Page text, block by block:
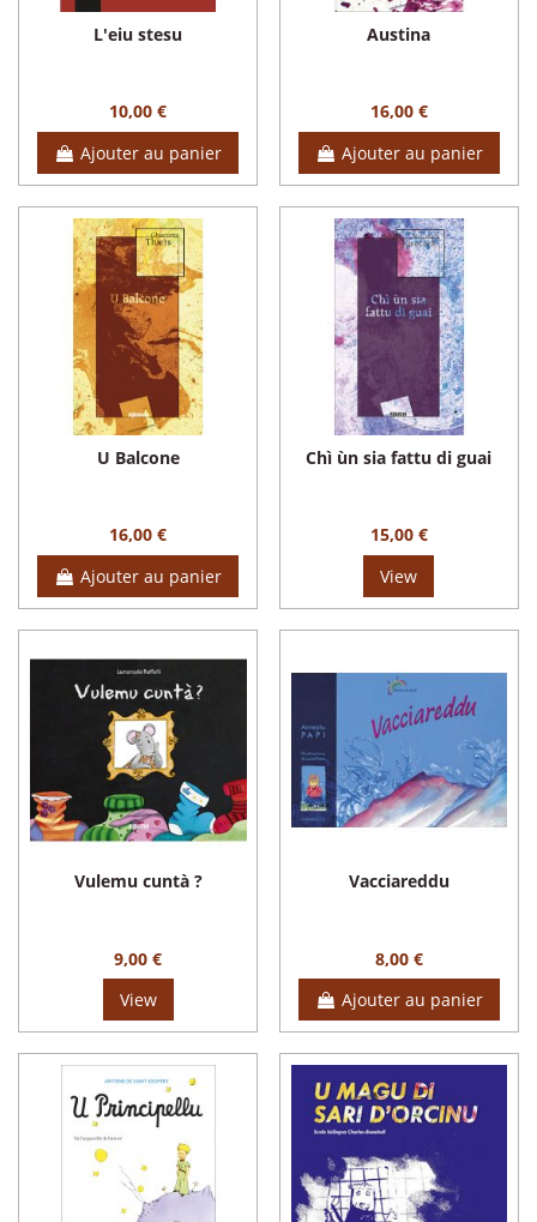
L'eiu stesu
10,00 €
Ajouter au panier
Austina
16,00 €
Ajouter au panier
U Balcone
16,00 €
Ajouter au panier
Chì ùn sia fattu di guai
15,00 €
View
Vulemu cuntà ?
9,00 €
View
Vacciareddu
8,00 €
Ajouter au panier